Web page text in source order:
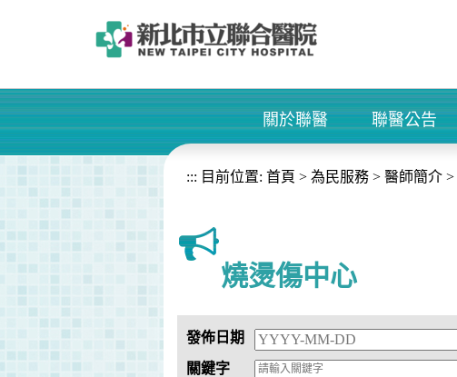
+
關於聯醫
+
聯醫公告
::: 目前位置: 首頁 > 為民服務 > 醫師簡介 >
燒燙傷中心
發佈日期
關鍵字